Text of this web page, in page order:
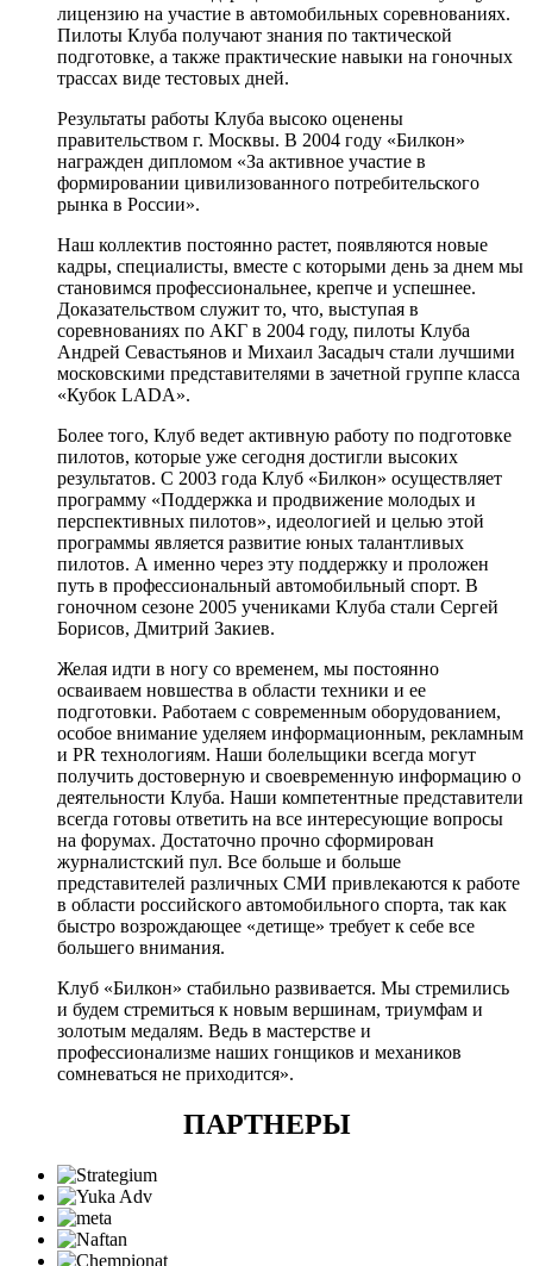
лицензию на участие в автомобильных соревнованиях.
Пилоты Клуба получают знания по тактической
подготовке, а также практические навыки на гоночных
трассах виде тестовых дней.
Результаты работы Клуба высоко оценены
правительством г. Москвы. В 2004 году «Билкон»
награжден дипломом «За активное участие в
формировании цивилизованного потребительского
рынка в России».
Наш коллектив постоянно растет, появляются новые
кадры, специалисты, вместе с которыми день за днем мы
становимся профессиональнее, крепче и успешнее.
Доказательством служит то, что, выступая в
соревнованиях по АКГ в 2004 году, пилоты Клуба
Андрей Севастьянов и Михаил Засадыч стали лучшими
московскими представителями в зачетной группе класса
«Кубок LADA».
Более того, Клуб ведет активную работу по подготовке
пилотов, которые уже сегодня достигли высоких
результатов. С 2003 года Клуб «Билкон» осуществляет
программу «Поддержка и продвижение молодых и
перспективных пилотов», идеологией и целью этой
программы является развитие юных талантливых
пилотов. А именно через эту поддержку и проложен
путь в профессиональный автомобильный спорт. В
гоночном сезоне 2005 учениками Клуба стали Сергей
Борисов, Дмитрий Закиев.
Желая идти в ногу со временем, мы постоянно
осваиваем новшества в области техники и ее
подготовки. Работаем с современным оборудованием,
особое внимание уделяем информационным, рекламным
и PR технологиям. Наши болельщики всегда могут
получить достоверную и своевременную информацию о
деятельности Клуба. Наши компетентные представители
всегда готовы ответить на все интересующие вопросы
на форумах. Достаточно прочно сформирован
журналистский пул. Все больше и больше
представителей различных СМИ привлекаются к работе
в области российского автомобильного спорта, так как
быстро возрождающее «детище» требует к себе все
большего внимания.
Клуб «Билкон» стабильно развивается. Мы стремились
и будем стремиться к новым вершинам, триумфам и
золотым медалям. Ведь в мастерстве и
профессионализме наших гонщиков и механиков
сомневаться не приходится».
ПАРТНЕРЫ